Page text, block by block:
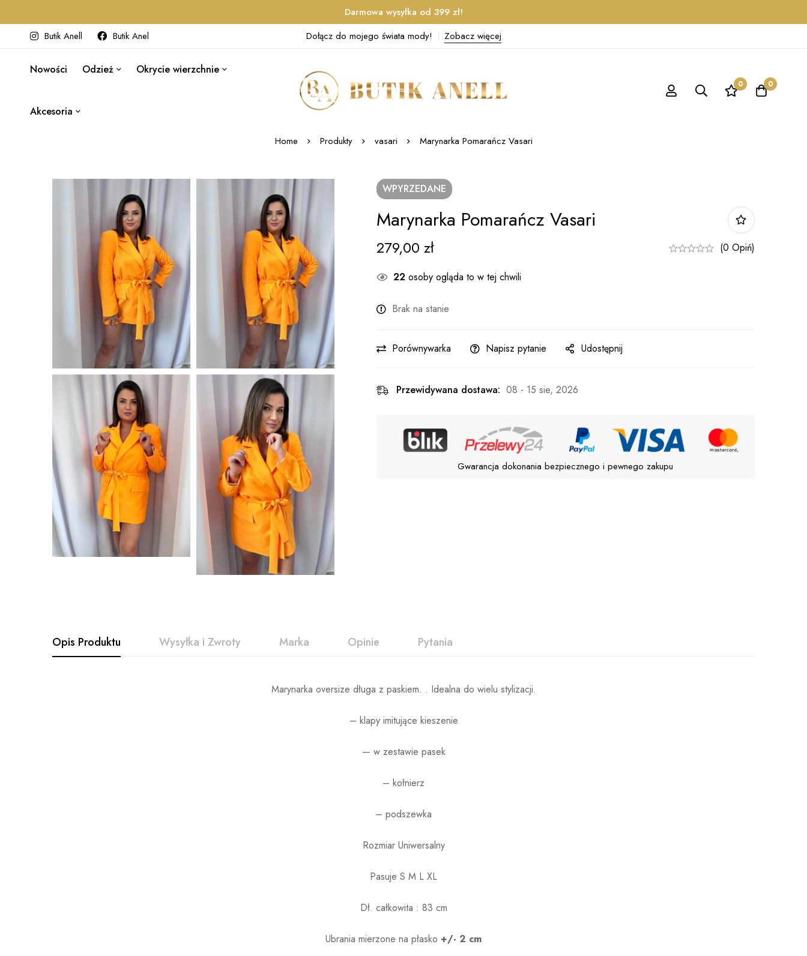
Darmowa wysyłka od 399 zł!
Butik Anell
Butik Anel Dołącz do mojego świata mody! Zobacz więcej
Nowości Odzież Okrycie wierzchnie
Akcesoria
0 0
Home Produkty vasari Marynarka Pomarańcz Vasari
WPYRZEDANE
Marynarka Pomarańcz Vasari
279,00 zł (0 Opiń)
27osób ogląda to w tej chwili
Brak na stanie
Porównywarka Napisz pytanie Udostępnij
Przewidywana dostawa: 08 - 15 sie, 2026
Gwarancja dokonania bezpiecznego i pewnego zakupu
Opis Produktu Wysyłka i Zwroty Marka Opinie Pytania
Marynarka oversize długa z paskiem. . Idealna do wielu stylizacji.
– klapy imitujące kieszenie
— w zestawie pasek
– kołnierz
– podszewka
Rozmiar Uniwersalny
Pasuje S M L XL
Dł. całkowita : 83 cm
Ubrania mierzone na płasko +/- 2 cm